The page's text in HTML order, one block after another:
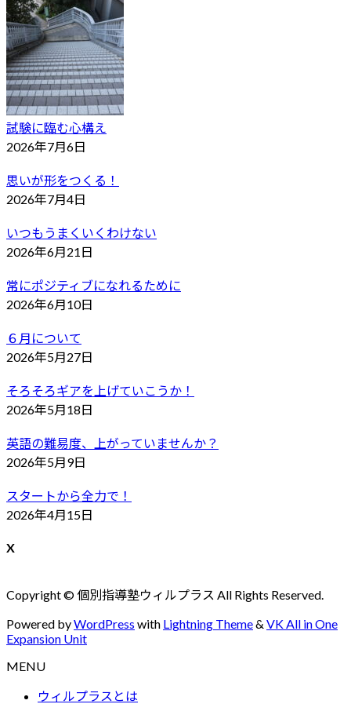
試験に臨む心構え
2026年7月6日
思いが形をつくる！
2026年7月4日
いつもうまくいくわけない
2026年6月21日
常にポジティブになれるために
2026年6月10日
６月について
2026年5月27日
そろそろギアを上げていこうか！
2026年5月18日
英語の難易度、上がっていませんか？
2026年5月9日
スタートから全力で！
2026年4月15日
X
Copyright © 個別指導塾ウィルプラス All Rights Reserved.
Powered byWordPress with Lightning Theme& VK All in One
Expansion Unit
MENU
ウィルプラスとは